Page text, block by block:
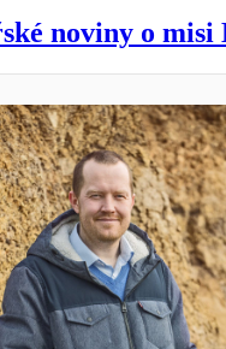
noviny o